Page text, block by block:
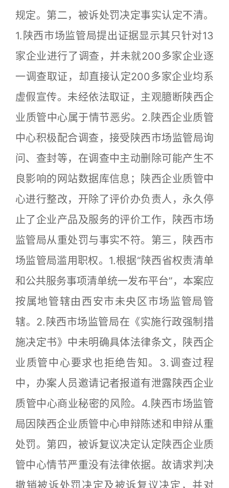
规定。第二，被诉处罚决定事实认定不清。
1.陕西市场监管局提出证据显示其只针对13
家企业进行了调查，并未就200多家企业逐
一调查取证，却直接认定200多家企业均系
虚假宣传。未经依法取证，主观臆断陕西企
业质管中心属于情节恶劣。2.陕西企业质管
中心积极配合调查，接受陕西市场监管局询
问、查封等，在调查中主动删除可能产生不
良影响的网站数据库信息；陕西企业质管中
心进行整改，开除了评价办负责人，永久停
止了企业产品及服务的评价工作，陕西市场
监管局从重处罚与事实不符。第三，陕西市
场监管局滥用职权。1.根据“陕西省权责清单
和公共服务事项清单统一发布平台”，本案应
按属地管辖由西安市未央区市场监管局管
辖。2.陕西市场监管局在《实施行政强制措
施决定书》中未明确具体法律条文，陕西企
业质管中心要求也拒绝告知。3.调查过程
中，办案人员邀请记者报道有泄露陕西企业
质管中心商业秘密的风险。4.陕西市场监管
局因陕西企业质管中心申辩陈述和申辩从重
处罚。第四，被诉复议决定认定陕西企业质
管中心情节严重没有法律依据。故请求判决
撤销被诉处罚决定及被诉复议决定，并对